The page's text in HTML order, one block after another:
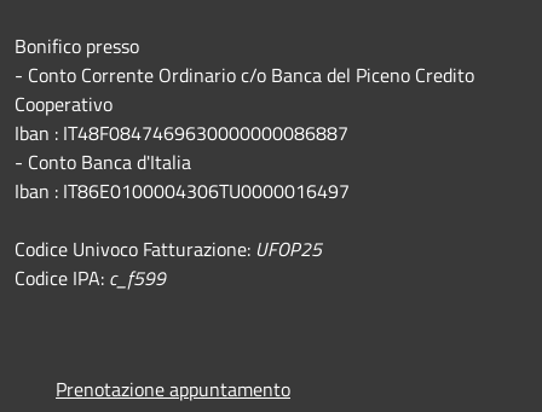
Bonifico presso
​- Conto Corrente Ordinario c/o Banca del Piceno Credito
Cooperativo
Iban : IT48F0847469630000000086887
- Conto Banca d'Italia
Iban : IT86E0100004306TU0000016497
Codice Univoco Fatturazione: UFOP25
Codice IPA: c_f599
Prenotazione appuntamento